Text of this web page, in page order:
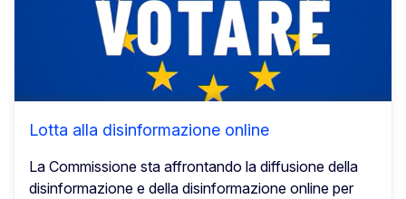
Lotta alla disinformazione online
La Commissione sta affrontando la diffusione della
disinformazione e della disinformazione online per